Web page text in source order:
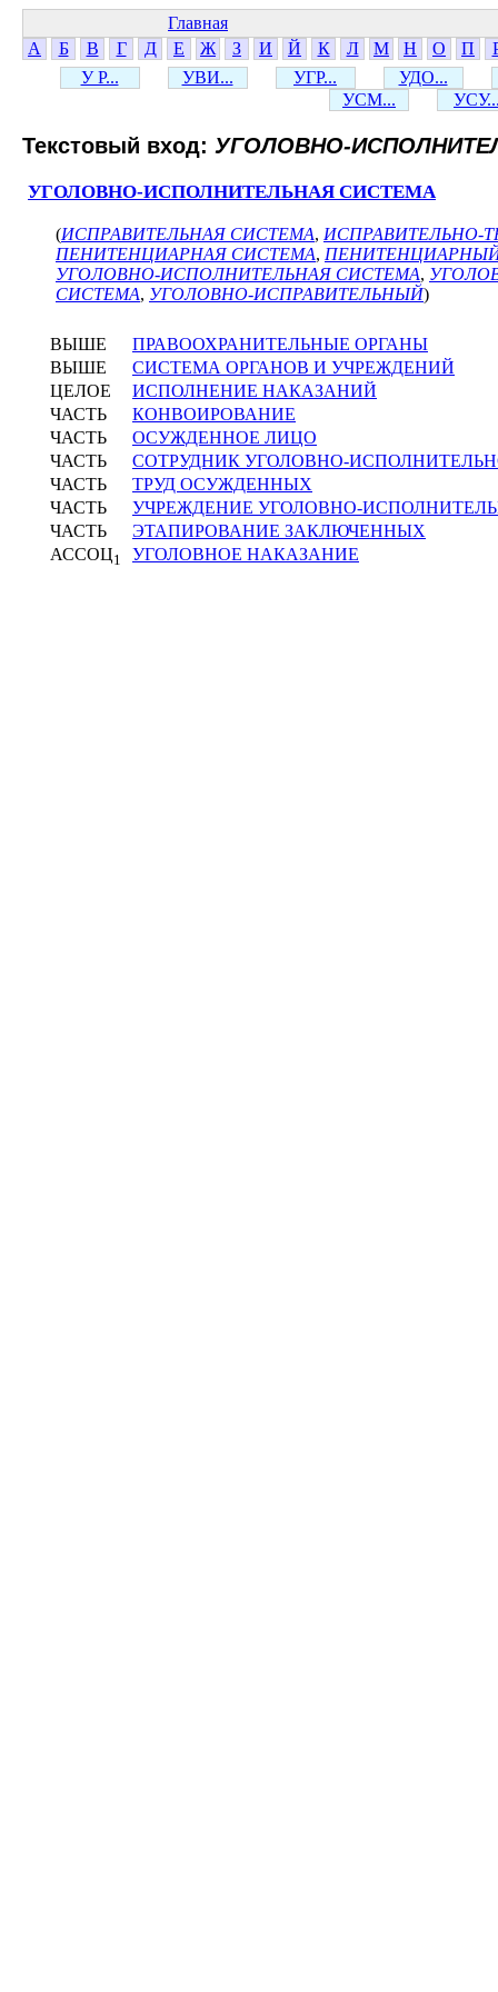
Главная
А
Б В Г Д Е Ж З И Й К Л М Н О П
У Р...
УВИ... УГР...
УДО...
УСМ...
Текстовый вход: УГОЛОВНО-
УГОЛОВНО-ИСПОЛНИТЕЛЬНАЯ СИСТЕМА
(ИСПРАВИТЕЛЬНАЯ СИСТЕМА, ИСПРАВИТЕЛЬНО-
ПЕНИТЕНЦИАРНАЯ СИСТЕМА,
УГОЛОВНО-ИСПОЛНИТЕЛЬНАЯ СИСТЕМА,
СИСТЕМА, УГОЛОВНО-ИСПРАВИТЕЛЬНЫЙ)
ВЫШЕ
ПРАВООХРАНИТЕЛЬНЫЕ ОРГАНЫ
ВЫШЕ
СИСТЕМА ОРГАНОВ И УЧРЕЖДЕНИЙ
ЦЕЛОЕ
ИСПОЛНЕНИЕ НАКАЗАНИЙ
ЧАСТЬ
КОНВОИРОВАНИЕ
ЧАСТЬ
ОСУЖДЕННОЕ ЛИЦО
ЧАСТЬ
СОТРУДНИК УГОЛОВНО-
ЧАСТЬ
ТРУД ОСУЖДЕННЫХ
ЧАСТЬ
УЧРЕЖДЕНИЕ УГОЛОВНО-
ЧАСТЬ
ЭТАПИРОВАНИЕ ЗАКЛЮЧЕННЫХ
АССОЦ1 УГОЛОВНОЕ НАКАЗАНИЕ